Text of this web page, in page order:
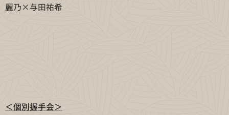
麗乃×与田祐希
＜個別握手会＞